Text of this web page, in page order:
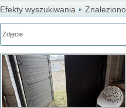
Efekty wyszukiwania
Zdjęcie